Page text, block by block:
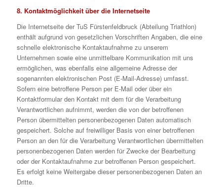
8. Kontaktmöglichkeit über die Internetseite
Die Internetseite der TuS Fürstenfeldbruck (Abteilung Triathlon)
enthält aufgrund von gesetzlichen Vorschriften Angaben, die eine
schnelle elektronische Kontaktaufnahme zu unserem
Unternehmen sowie eine unmittelbare Kommunikation mit uns
ermöglichen, was ebenfalls eine allgemeine Adresse der
sogenannten elektronischen Post (E-Mail-Adresse) umfasst.
Sofern eine betroffene Person per E-Mail oder über ein
Kontaktformular den Kontakt mit dem für die Verarbeitung
Verantwortlichen aufnimmt, werden die von der betroffenen
Person übermittelten personenbezogenen Daten automatisch
gespeichert. Solche auf freiwilliger Basis von einer betroffenen
Person an den für die Verarbeitung Verantwortlichen übermittelten
personenbezogenen Daten werden für Zwecke der Bearbeitung
oder der Kontaktaufnahme zur betroffenen Person gespeichert.
Es erfolgt keine Weitergabe dieser personenbezogenen Daten an
Dritte.